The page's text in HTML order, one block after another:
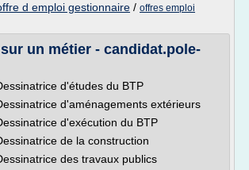
d emploi gestionnaire / offres emploi
un métier - candidat.pole-
d'études du BTP
d'aménagements extérieurs
d'exécution du BTP
de la construction
des travaux publics